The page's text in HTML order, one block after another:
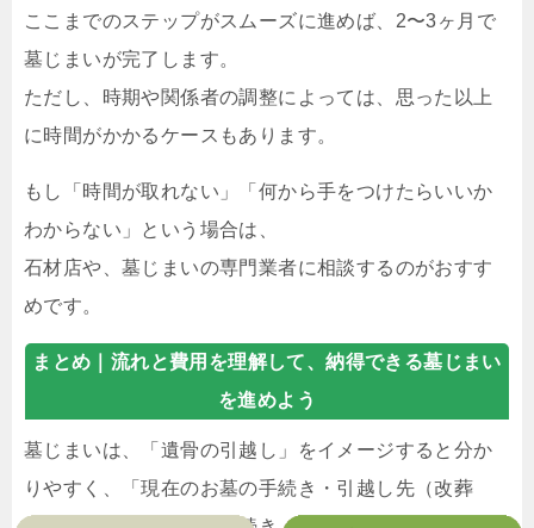
ここまでのステップがスムーズに進めば、2〜3ヶ月で
墓じまいが完了します。
ただし、時期や関係者の調整によっては、思った以上
に時間がかかるケースもあります。
もし「時間が取れない」「何から手をつけたらいいか
わからない」という場合は、
石材店や、墓じまいの専門業者に相談するのがおすす
めです。
まとめ｜ 流れと費用を理解して、納得できる墓じまい
を進めよう
墓じまいは、「遺骨の引越し」をイメージすると分か
りやすく、「現在のお墓の手続き・引越し先（改葬